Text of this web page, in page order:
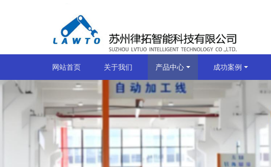
网站首页 关于我们 产品中心 成功案例